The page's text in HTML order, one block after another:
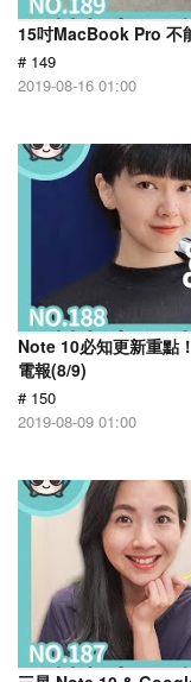
15吋MacBook Pro 不
# 149
2019-08-16 01:00
Note 10必知更新重點
電報(8/9)
# 150
2019-08-09 01:00